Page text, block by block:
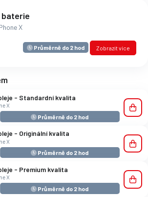
baterie
X
Průměrně do 2 hod Zobrazit více
- Standardní kvalita
X
Průměrně do 2 hod
- Originální kvalita
X
Průměrně do 2 hod
- Premium kvalita
X
Průměrně do 2 hod